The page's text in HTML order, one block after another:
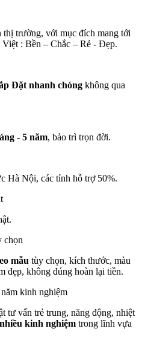
thị trường, với mục đích mang tới
: Bền – Chắc – Rẻ - Đẹp.
Đặt nhanh chóng không qua
- 5 năm, bảo trì trọn đời.
Hà Nội, các tỉnh hỗ trợ 50%.
mẫu tùy chọn, kích thước, màu
đẹp, không đúng hoàn lại tiền.
tư vấn trẻ trung, năng động, nhiệt
nhiều kinh nghiệm trong lĩnh vựa